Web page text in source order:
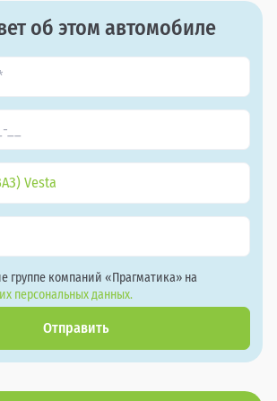
об этом автомобиле
Vesta
группе компаний «Прагматика» на
персональных данных.
Отправить